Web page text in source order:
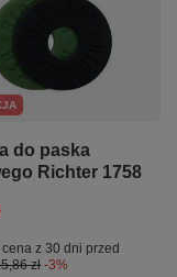
do paska
Richter 1758
z 30 dni przed
zł -3%